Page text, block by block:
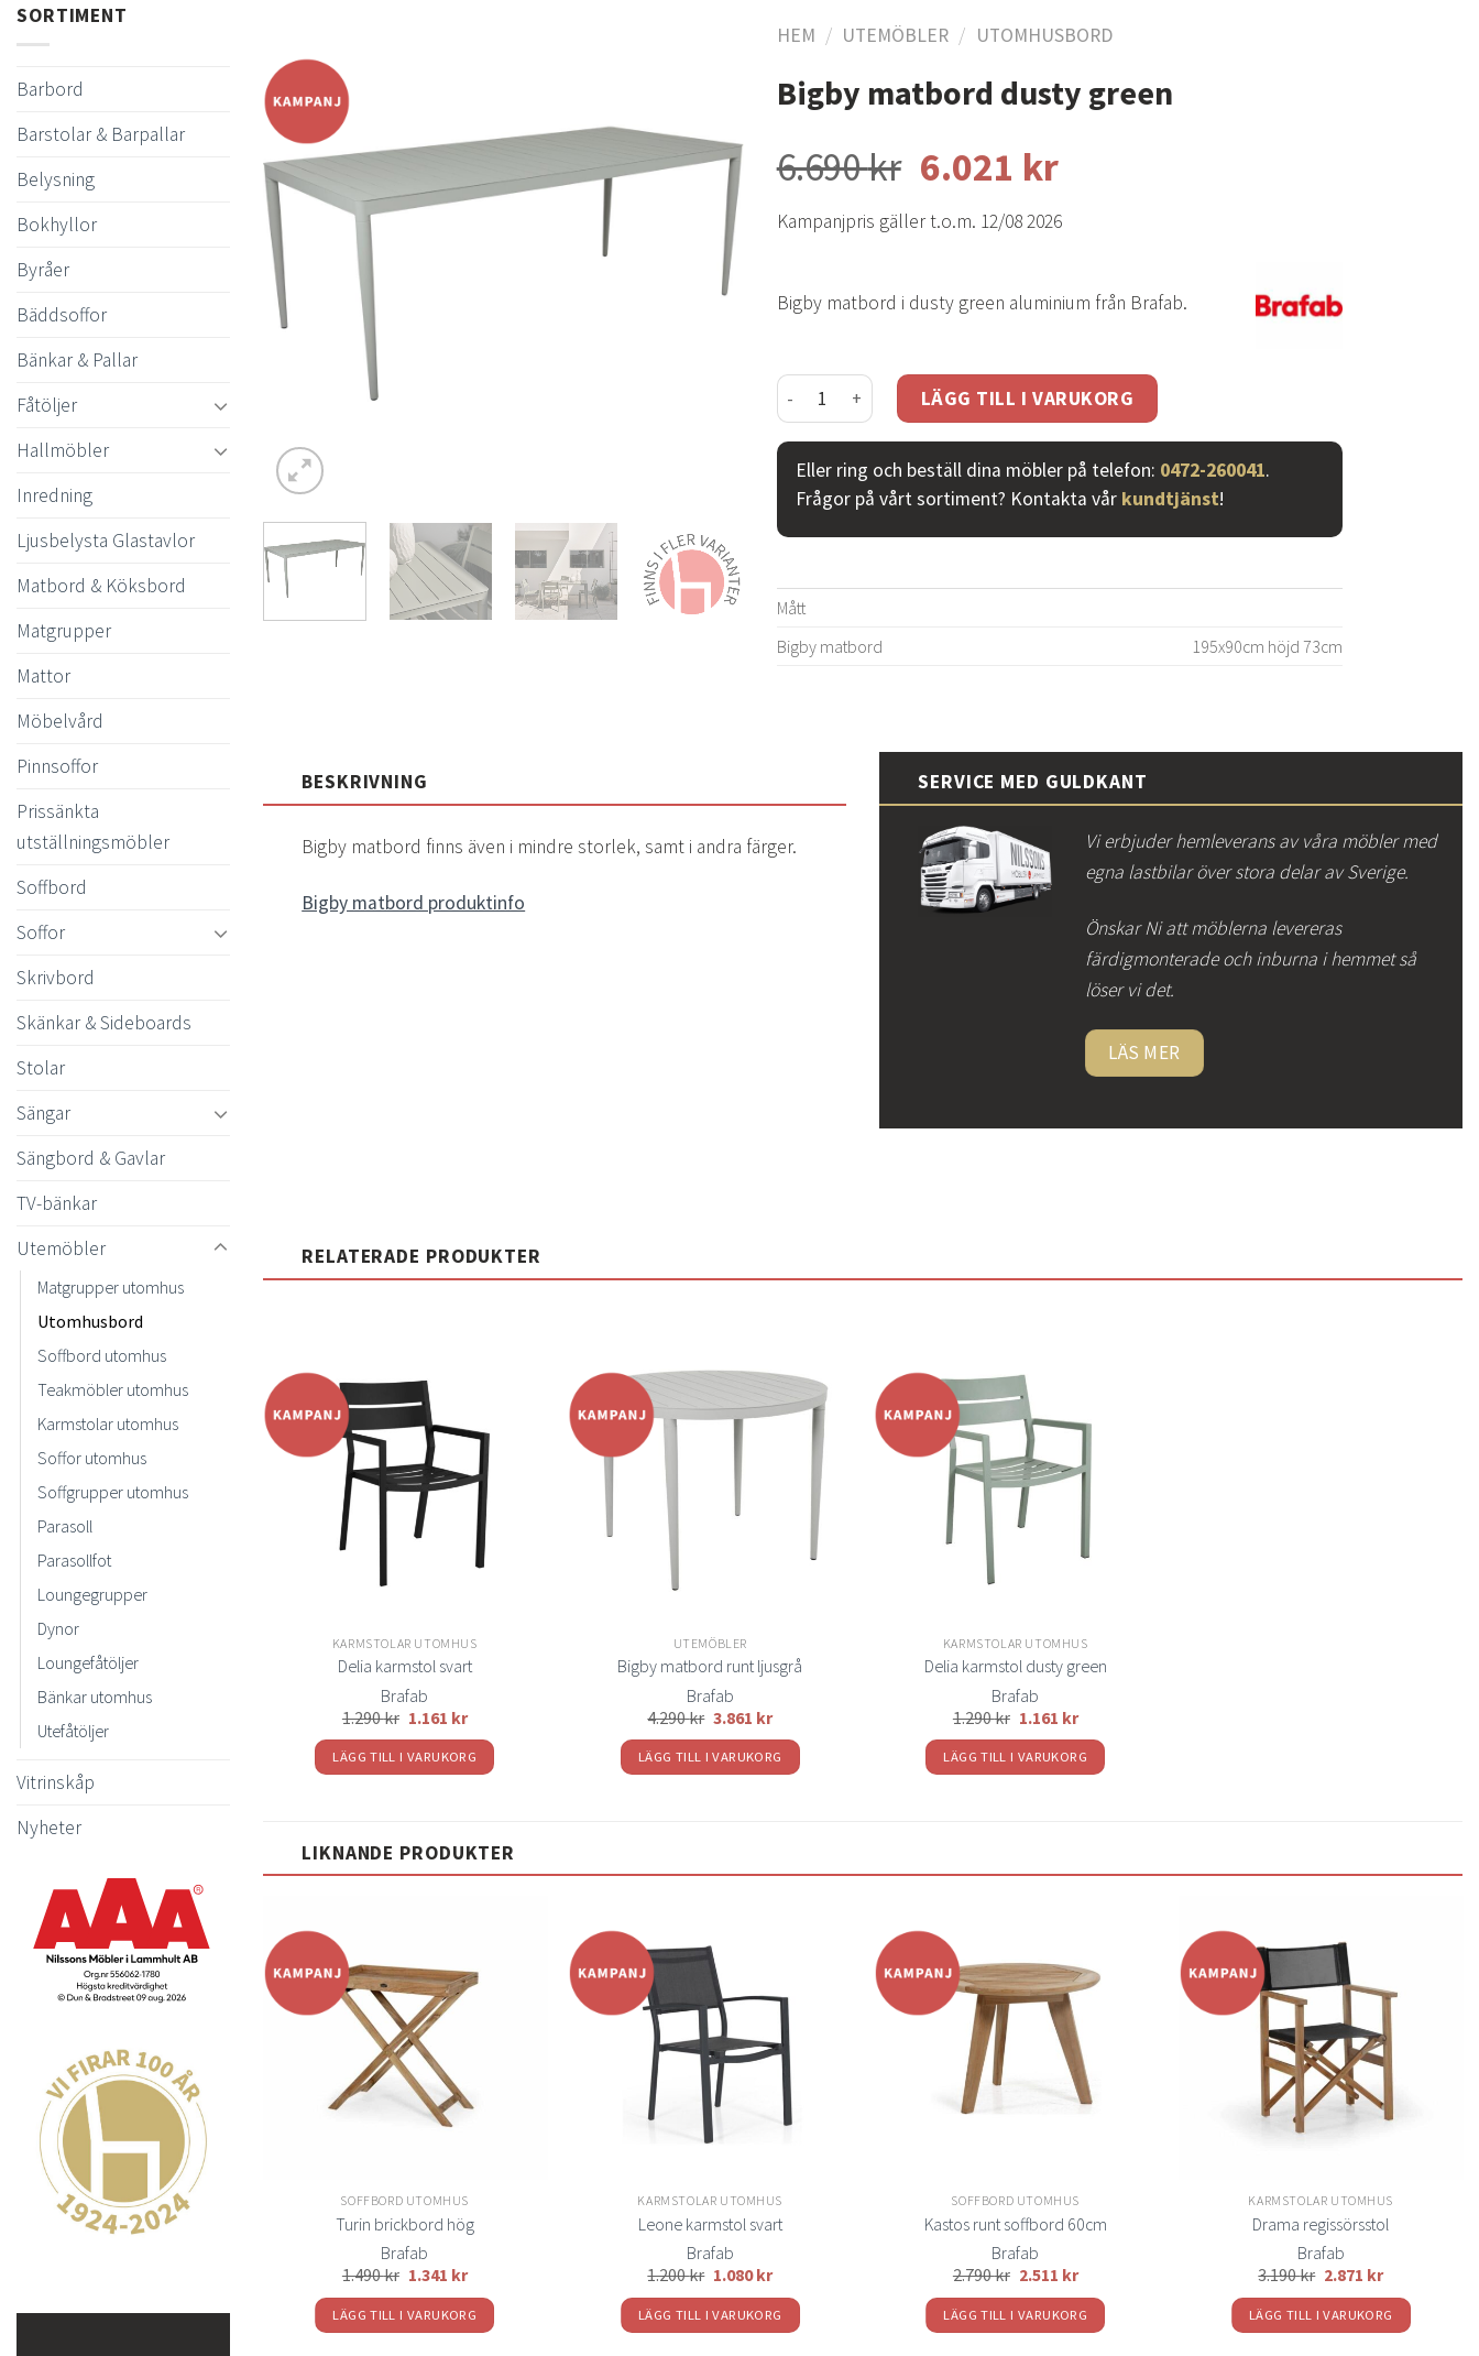
SORTIMENT
Barbord
Barstolar & Barpallar
Belysning
Bokhyllor
Byråer
Bäddsoffor
Bänkar & Pallar
Fåtöljer
Hallmöbler
Inredning
Ljusbelysta Glastavlor
Matbord & Köksbord
Matgrupper
Mattor
Möbelvård
Pinnsoffor
Prissänkta
utställningsmöbler
Soffbord
Soffor
Skrivbord
Skänkar & Sideboards
Stolar
Sängar
Sängbord & Gavlar
TV-bänkar
Utemöbler
Matgrupper utomhus
Utomhusbord
Soffbord utomhus
Teakmöbler utomhus
Karmstolar utomhus
Soffor utomhus
Soffgrupper utomhus
Parasoll
Parasollfot
Loungegrupper
Dynor
Loungefåtöljer
Bänkar utomhus
Utefåtöljer
Vitrinskåp
Nyheter
till i
önskelistan
HEM / UTEMÖBLER / UTOMHUSBORD
Bigby matbord dusty green
6.690kr 6.021 kr
Kampanjpris gäller t.o.m. 12/08 2026
Bigby matbord i dusty green aluminium från Brafab.
Bigby matbord dusty green mängd
LÄGG TILL I VARUKORG
Eller ring och beställ dina möbler på telefon: 0472-260041.
Frågor på vårt sortiment? Kontakta vår kundtjänst!
Mått
Bigby matbord
195x90cm höjd 73cm
BESKRIVNING
Bigby matbord finns även i mindre storlek, samt i andra färger.
Bigby matbord produktinfo
SERVICE MED GULDKANT
Vi erbjuder hemleverans av våra möbler med
egna lastbilar över stora delar av Sverige.
Önskar Ni att möblerna levereras
färdigmonterade och inburna i hemmet så
löser vi det.
LÄS MER
RELATERADE PRODUKTER
till i
önskelistan
KARMSTOLAR UTOMHUS
Delia karmstol svart
Brafab
1.290kr 1.161 kr
LÄGG TILL I VARUKORG
önskelistan
UTEMÖBLER
Bigby matbord runt ljusgrå
Brafab
4.290kr 3.861 kr
LÄGG TILL I VARUKORG
önskelistan
KARMSTOLAR UTOMHUS
Delia karmstol dusty green
Brafab
1.290kr 1.161 kr
LÄGG TILL I VARUKORG
LIKNANDE PRODUKTER
SOFFBORD UTOMHUS
Turin brickbord hög
Brafab
1.490kr 1.341 kr
LÄGG TILL I VARUKORG
önskelistan
KARMSTOLAR UTOMHUS
Leone karmstol svart
Brafab
1.200kr 1.080kr
LÄGG TILL I VARUKORG
SOFFBORD UTOMHUS
Kastos runt soffbord 60cm
Brafab
2.790kr 2.511 kr
LÄGG TILL I VARUKORG
önskelistan
KARMSTOLAR UTOMHUS
Drama regissörsstol
Brafab
3.190kr 2.871 kr
LÄGG TILL I VARUKORG
till i
UTEFÅTÖLJER
Ribbon vilstol grå
LÄGG TILL I VARUKORG